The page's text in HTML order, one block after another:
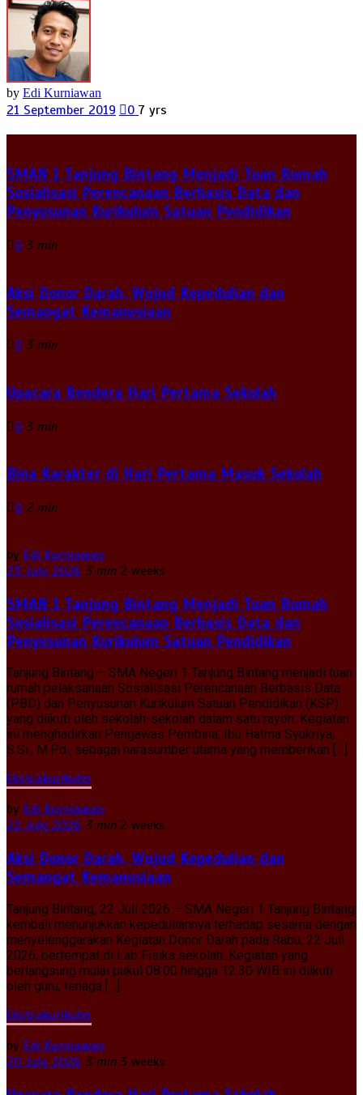
by Edi Kurniawan
21 September 2019 0 7 yrs
SMAN 1 Tanjung Bintang Menjadi Tuan Rumah
Sosialisasi Perencanaan Berbasis Data dan
Penyusunan Kurikulum Satuan Pendidikan
0 3 min
Aksi Donor Darah, Wujud Kepedulian dan
Semangat Kemanusiaan
0 3 min
Upacara Bendera Hari Pertama Sekolah
0 3 min
Bina Karakter di Hari Pertama Masuk Sekolah
0 2 min
by Edi Kurniawan
23 July 2026 3 min 2 weeks
SMAN 1 Tanjung Bintang Menjadi Tuan Rumah
Sosialisasi Perencanaan Berbasis Data dan
Penyusunan Kurikulum Satuan Pendidikan
Tanjung Bintang – SMA Negeri 1 Tanjung Bintang menjadi tuan
rumah pelaksanaan Sosialisasi Perencanaan Berbasis Data
(PBD) dan Penyusunan Kurikulum Satuan Pendidikan (KSP)
yang diikuti oleh sekolah-sekolah dalam satu rayon. Kegiatan
ini menghadirkan Pengawas Pembina, Ibu Hatma Syukriya,
S.Si., M.Pd., sebagai narasumber utama yang memberikan […]
Ekstrakurikuler
by Edi Kurniawan
22 July 2026 3 min 2 weeks
Aksi Donor Darah, Wujud Kepedulian dan
Semangat Kemanusiaan
Tanjung Bintang, 22 Juli 2026 – SMA Negeri 1 Tanjung Bintang
kembali menunjukkan kepeduliannya terhadap sesama dengan
menyelenggarakan Kegiatan Donor Darah pada Rabu, 22 Juli
2026, bertempat di Lab Fisika sekolah. Kegiatan yang
berlangsung mulai pukul 08.00 hingga 12.30 WIB ini diikuti
oleh guru, tenaga […]
Ekstrakurikuler
by Edi Kurniawan
20 July 2026 3 min 3 weeks